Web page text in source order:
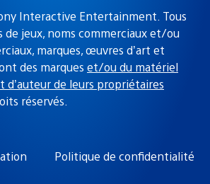
Interactive Entertainment. Tous
de jeux, noms commerciaux et/ou
marques, œuvres d’art et
des marques et/ou du matériel
d’auteur de leurs propriétaires
réservés.
Politique de confidentialité